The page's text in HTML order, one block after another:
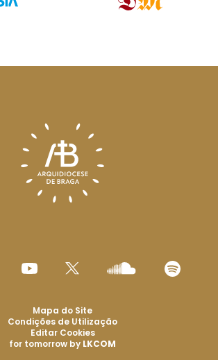
Mapa do Site
Condições de Utilização
Editar Cookies
for tomorrow by LKCOM